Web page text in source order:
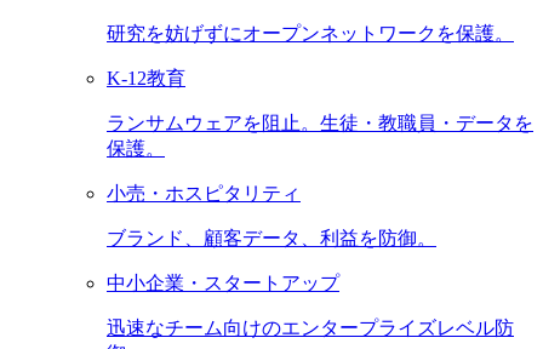
研究を妨げずにオープンネットワークを保護。
K-12教育
ランサムウェアを阻止。生徒・教職員・データを
保護。
小売・ホスピタリティ
ブランド、顧客データ、利益を防御。
中小企業・スタートアップ
迅速なチーム向けのエンタープライズレベル防